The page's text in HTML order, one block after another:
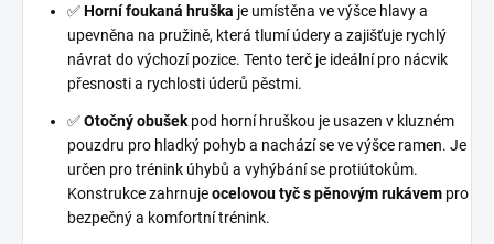
✅Horní foukaná hruška je umístěna ve výšce hlavy a
upevněna na pružině, která tlumí údery a zajišťuje rychlý
návrat do výchozí pozice. Tento terč je ideální pro nácvik
přesnosti a rychlosti úderů pěstmi.
✅Otočný obušek pod horní hruškou je usazen v kluzném
pouzdru pro hladký pohyb a nachází se ve výšce ramen. Je
určen pro trénink úhybů a vyhýbání se protiútokům.
Konstrukce zahrnujeocelovou tyč s pěnovým rukávem pro
bezpečný a komfortní trénink.